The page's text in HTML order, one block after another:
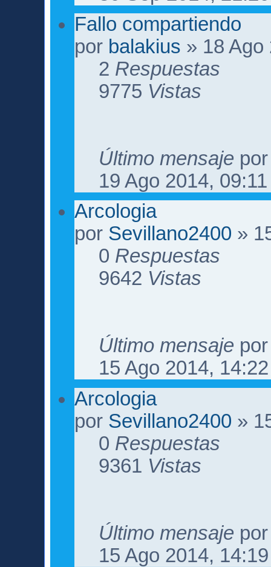
Fallo compartiendo
por balakius » 18 Ago
2 Respuestas
9775 Vistas
Último mensaje
19 Ago 2014, 09:11
Arcologia
por Sevillano2400 »
0 Respuestas
9642 Vistas
Último mensaje
15 Ago 2014, 14:22
Arcologia
por Sevillano2400 »
0 Respuestas
9361 Vistas
Último mensaje
15 Ago 2014, 14:19